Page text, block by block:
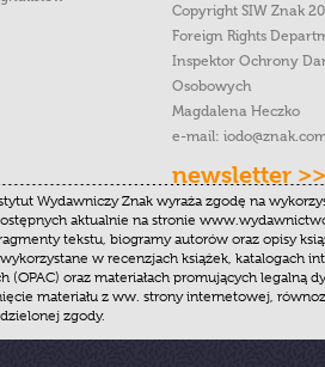
Copyright SIW Znak
Foreign Rights
Inspektor Ochrony
Osobowych
Magdalena Heczko
e-mail:
newsletter >>
Wydawniczy Znak wyraża zgodę na
aktualnie na stronie
tekstu, biogramy autorów oraz opisy
w recenzjach książek, katalogach
(OPAC) oraz materiałach promujących legalną
materiału z ww. strony internetowej,
zgody.